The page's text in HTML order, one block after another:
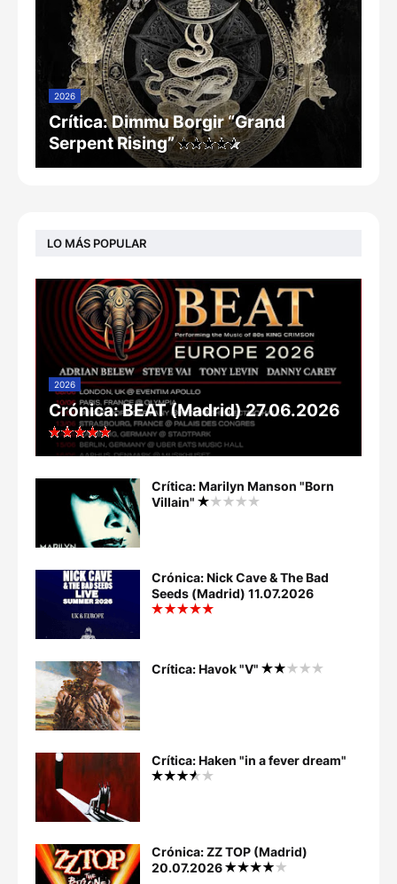
2026
Crítica: Dimmu Borgir “Grand
Serpent Rising”
LO MÁS POPULAR
2026
Crónica: BEAT (Madrid) 27.06.2026
Crítica: Marilyn Manson "Born
Villain"
Crónica: Nick Cave & The Bad
Seeds (Madrid) 11.07.2026
Crítica: Havok "V"
Crítica: Haken "in a fever dream"
Crónica: ZZ TOP (Madrid)
20.07.2026